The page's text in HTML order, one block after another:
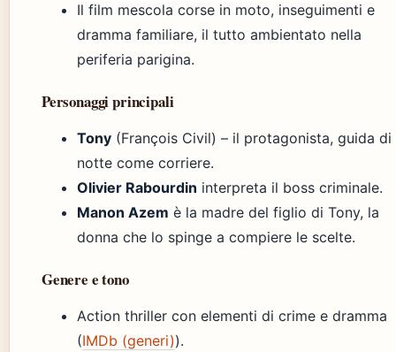
Il film mescola corse in moto, inseguimenti e
dramma familiare, il tutto ambientato nella
periferia parigina.
Personaggi principali
Tony (François Civil) – il protagonista, guida di
notte come corriere.
Olivier Rabourdin interpreta il boss criminale.
Manon Azem è la madre del figlio di Tony, la
donna che lo spinge a compiere le scelte.
Genere e tono
Action thriller con elementi di crime e dramma
(IMDb (generi)).